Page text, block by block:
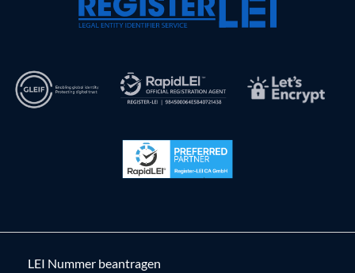
LEI Nummer beantragen